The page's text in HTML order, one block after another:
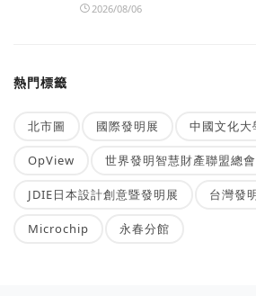
2026/08/06
熱門標籤
北市圖 國際發明展 中國文化大
OpView 世界發明智慧財產聯盟總會
JDIE日本設計創意暨發明展 台灣發
Microchip 永春分館